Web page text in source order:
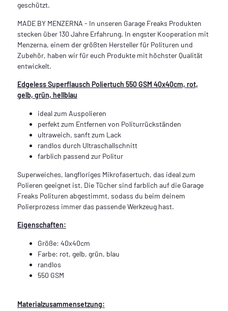
geschützt.
MADE BY MENZERNA - In unseren Garage Freaks Produkten
stecken über 130 Jahre Erfahrung. In engster Kooperation mit
Menzerna, einem der größten Hersteller für Polituren und
Zubehör, haben wir für euch Produkte mit höchster Qualität
entwickelt.
Edgeless Superflausch Poliertuch 550 GSM 40x40cm, rot,
gelb, grün, hellblau
ideal zum Auspolieren
perfekt zum Entfernen von Politurrückständen
ultraweich, sanft zum Lack
randlos durch Ultraschallschnitt
farblich passend zur Politur
Superweiches, langfloriges Mikrofasertuch, das ideal zum
Polieren geeignet ist. Die Tücher sind farblich auf die Garage
Freaks Polituren abgestimmt, sodass du beim deinem
Polierprozess immer das passende Werkzeug hast.
Eigenschaften:
Größe: 40x40cm
Farbe: rot, gelb, grün, blau
randlos
550 GSM
Materialzusammensetzung: